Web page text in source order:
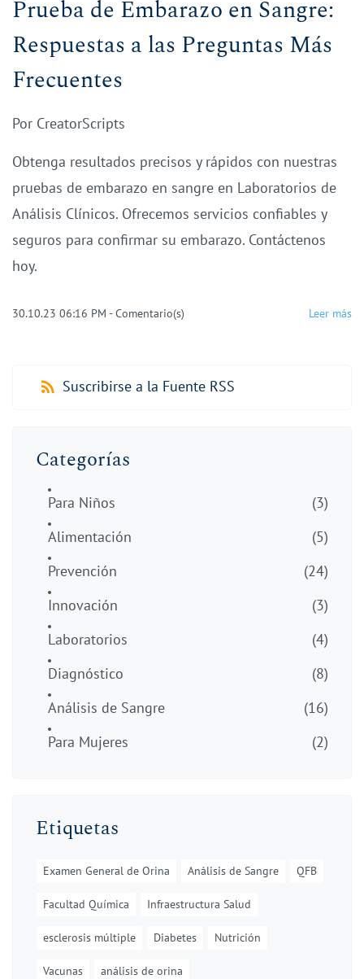
Prueba de Embarazo en Sangre:
Respuestas a las Preguntas Más
Frecuentes
Por CreatorScripts
Obtenga resultados precisos y rápidos con nuestras
pruebas de embarazo en sangre en Laboratorios de
Análisis Clínicos. Ofrecemos servicios confiables y
seguros para confirmar su embarazo. Contáctenos
hoy.
30.10.23 06:16 PM -Comentario(s) Leer más
Suscribirse a la Fuente RSS
Categorías
Para Niños
(3)
Alimentación
(5)
Prevención
(24)
Innovación
(3)
Laboratorios
(4)
Diagnóstico
(8)
Análisis de Sangre
(16)
Para Mujeres
(2)
Etiquetas
Examen General de Orina Análisis de Sangre QFB
Facultad Química Infraestructura Salud
esclerosis múltiple Diabetes Nutrición
Vacunas análisis de orina